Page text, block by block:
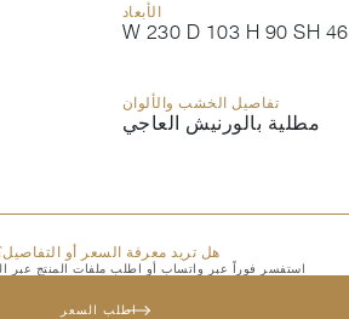
الأبعاد
W 230 D 103 H 90 SH 46
تفاصيل الخشب والألوان
مطلية بالورنيش العاجي
هل تريد معرفة السعر أو
استفسر فوراً عبر واتساب أو اطلب ملفات المنتج عبر
اطلب السعر